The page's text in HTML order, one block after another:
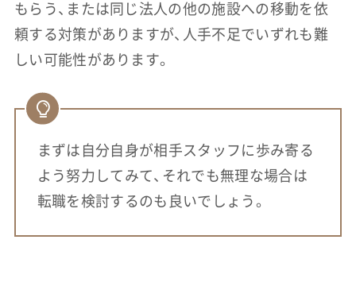
もらう、または同じ法人の他の施設への移動を依
頼する対策がありますが、人手不足でいずれも難
しい可能性があります。
まずは自分自身が相手スタッフに歩み寄る
よう努力してみて、それでも無理な場合は
転職を検討するのも良いでしょう。